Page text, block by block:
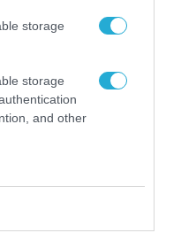
storage
storage
and other
για
Δείτε το πριν & το
(βίντεο)